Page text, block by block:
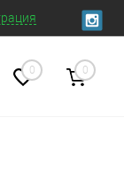
0 0